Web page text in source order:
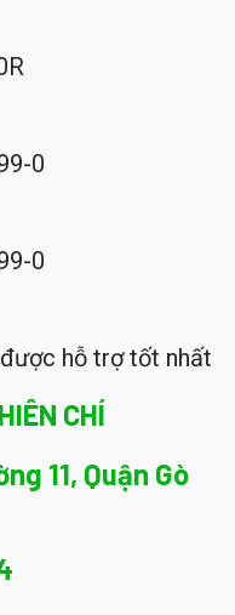
0
0
hỗ trợ tốt nhất
CHÍ
11, Quận Gò